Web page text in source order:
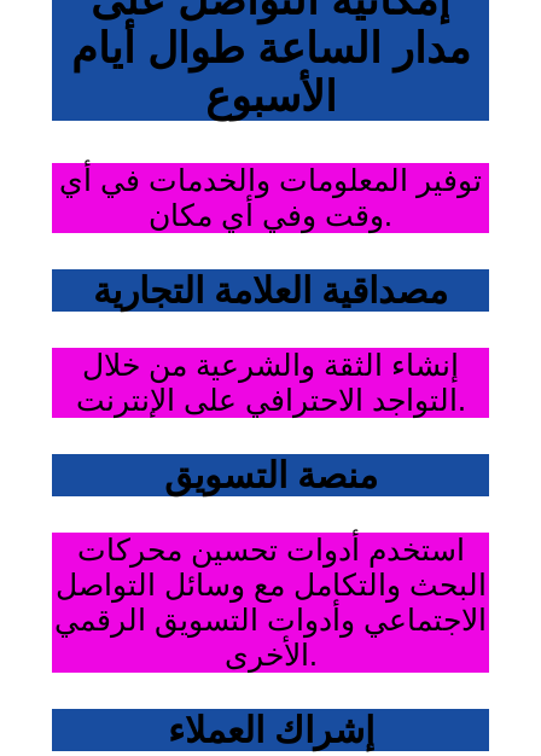
مدار الساعة طوال أيام
الأسبوع
توفير المعلومات والخدمات في أي
وقت وفي أي مكان.
مصداقية العلامة التجارية
إنشاء الثقة والشرعية من خلال
التواجد الاحترافي على الإنترنت.
منصة التسويق
استخدم أدوات تحسين محركات
البحث والتكامل مع وسائل التواصل
الاجتماعي وأدوات التسويق الرقمي
الأخرى.
إشراك العملاء